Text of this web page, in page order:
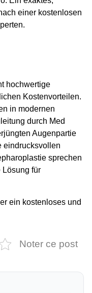
einer kostenlosen
hochwertige
Kostenvorteilen.
in modernen
durch Med
Augenpartie
eindrucksvollen
sprechen
Lösung für
ein kostenloses und
Noter ce post